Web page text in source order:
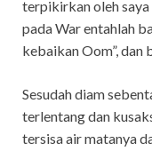
terpikirkan oleh
pada War entahlah
kebaikan Oom”, dan
Sesudah diam
terlentang dan
tersisa air matanya